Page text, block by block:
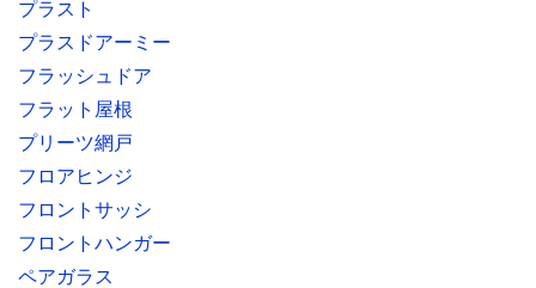
プラスト
プラスドアーミー
フラッシュドア
フラット屋根
プリーツ網戸
フロアヒンジ
フロントサッシ
フロントハンガー
ペアガラス